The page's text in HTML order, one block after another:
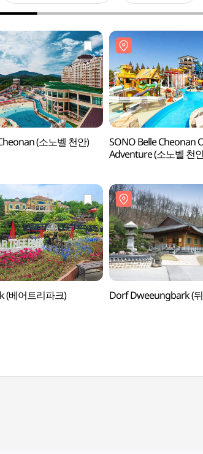
(소노벨 천안)
SONO Belle Cheonan
Adventure (소노벨 천
(베어트리파크) Dorf Dweeungbark (